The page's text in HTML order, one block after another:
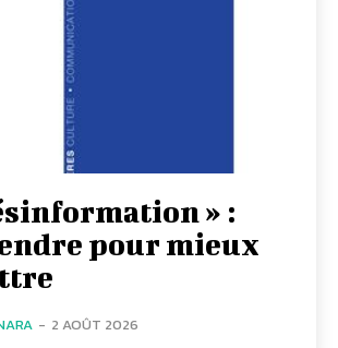
» :
pour mieux
- 2 AOÛT 2026